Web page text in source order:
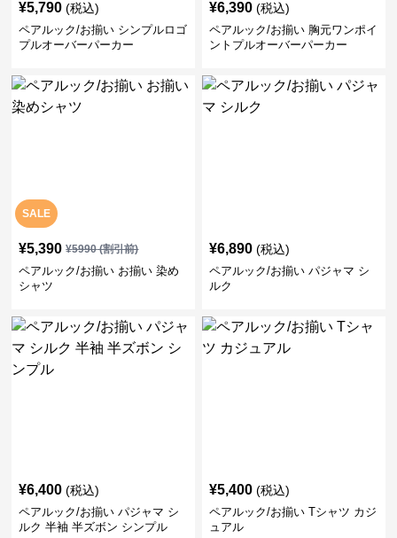
¥5,790 (税込)
ペアルック/お揃い シンプルロゴ
プルオーバーパーカー
¥6,390 (税込)
ペアルック/お揃い 胸元ワンポイ
ントプルオーバーパーカー
SALE
¥5,390 ¥5990(割引前)
ペアルック/お揃い お揃い 染め
シャツ
¥6,890 (税込)
ペアルック/お揃い パジャマ シ
ルク
¥6,400 (税込)
ペアルック/お揃い パジャマ シ
ルク 半袖 半ズボン シンプル
¥5,400 (税込)
ペアルック/お揃い Tシャツ カジ
ュアル